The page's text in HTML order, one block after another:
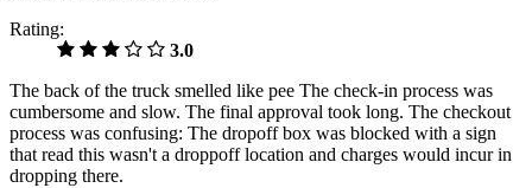
Rating:
3.0
The back of the truck smelled like pee The check-in process was
cumbersome and slow. The final approval took long. The checkout
process was confusing: The dropoff box was blocked with a sign
that read this wasn't a droppoff location and charges would incur in
dropping there.